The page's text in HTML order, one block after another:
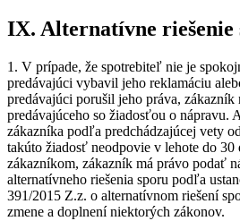
IX. Alternatívne riešenie
1. V prípade, že spotrebiteľ nie je
predávajúci vybavil jeho reklamáciu
predávajúci porušil jeho práva, zákazník
predávajúceho so žiadosťou o nápravu.
zákazníka podľa predchádzajúcej vety
takúto žiadosť neodpovie v lehote do 30
zákazníkom, zákazník má právo podať
alternatívneho riešenia sporu podľa
391/2015 Z.z. o alternatívnom riešení
zmene a doplnení niektorých zákonov.